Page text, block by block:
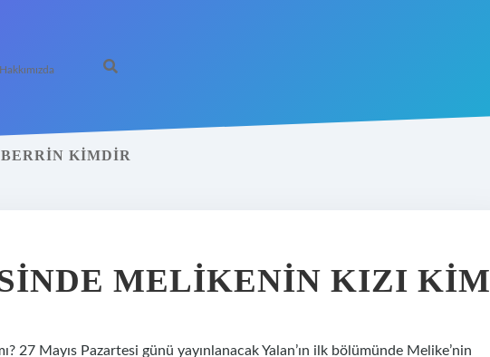
Hakkımızda
KIMDIR
MELIKENIN KIZI KIM
27 Mayıs Pazartesi günü yayınlanacak Yalan’ın ilk bölümünde Melike’nin